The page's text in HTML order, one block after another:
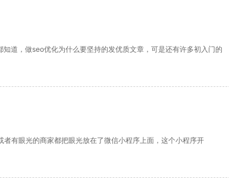
道，做seo优化为什么要坚持的发优质文章，可是还有许多初入门的
有眼光的商家都把眼光放在了微信小程序上面，这个小程序开